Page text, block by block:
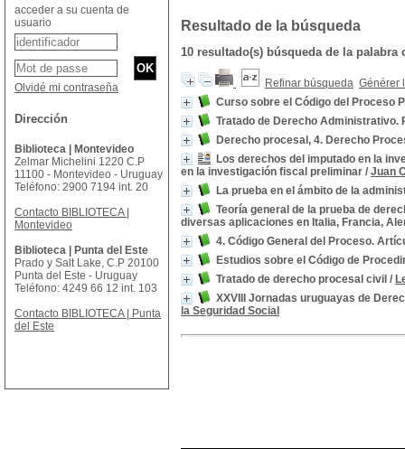
Resultado de la búsqueda
10 resultado(s) búsqueda de la palabra
Refinar búsqueda Générer
Curso sobre el Código del Proceso
Tratado de Derecho
Derecho procesal, 4. Derecho
Los derechos del imputado en la
en la investigación fiscal preliminar / Juan
La prueba en el ámbito de la
Teoría general de la prueba de
diversas aplicaciones en Italia, Francia,
4. Código General del Proceso.
Estudios sobre el Código de
Tratado de derecho procesal civil /
XXVIII Jornadas uruguayas de
la Seguridad Social
acceder a su cuenta de
usuario
Olvidé mi contraseña
Dirección
Biblioteca | Montevideo
Zelmar Michelini 1220 C.P
11100 - Montevideo - Uruguay
Teléfono: 2900 7194 int. 20
Contacto BIBLIOTECA |
Montevideo
Biblioteca | Punta del Este
Prado y Salt Lake, C.P 20100
Punta del Este - Uruguay
Teléfono: 4249 66 12 int. 103
Contacto BIBLIOTECA | Punta
del Este